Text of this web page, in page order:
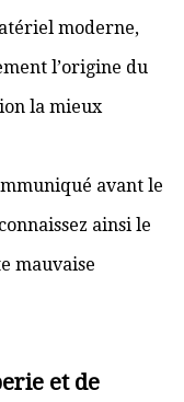
moderne,
l’origine du
la mieux
avant le
ainsi le
mauvaise
et de